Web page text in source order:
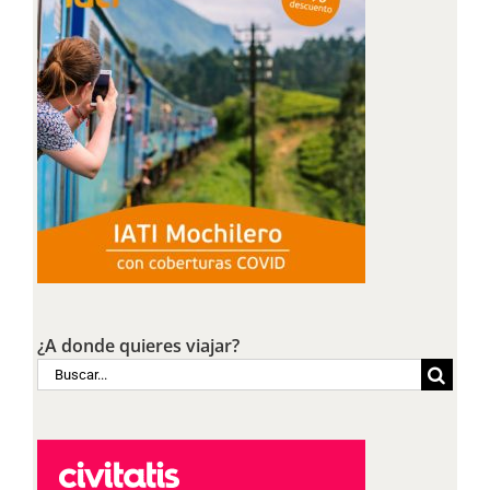
¿A donde quieres viajar?
Buscar: